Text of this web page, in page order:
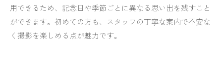
用できるため、記念日や季節ごとに異なる思い出を残すこと
ができます。初めての方も、スタッフの丁寧な案内で不安な
く撮影を楽しめる点が魅力です。